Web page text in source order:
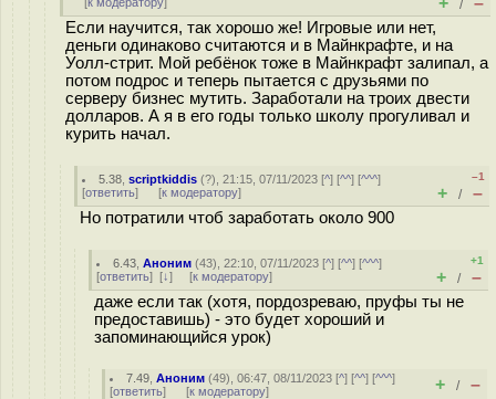
/
Если научится, так хорошо же! Игровые или нет,
деньги одинаково считаются и в Майнкрафте, и на
Уолл-стрит. Мой ребёнок тоже в Майнкрафт залипал, а
потом подрос и теперь пытается с друзьями по
серверу бизнес мутить. Заработали на троих двести
долларов. А я в его годы только школу прогуливал и
курить начал.
5.38 ,scriptkiddis (?), 21:15, 07/11/2023 [^] [^^] [^^^]
[ответить] [к модератору]
–1
+ / –
Но потратили чтоб заработать около 900
6.43 ,Аноним (43), 22:10, 07/11/2023 [^] [^^] [^^^]
[ответить] [↓] [к модератору]
+1
+ / –
даже если так (хотя, пордозреваю, пруфы ты не
предоставишь) - это будет хороший и
запоминающийся урок)
7.49 ,Аноним (49), 06:47, 08/11/2023 [^] [^^] [^^^]
[ответить] [к модератору] + / –